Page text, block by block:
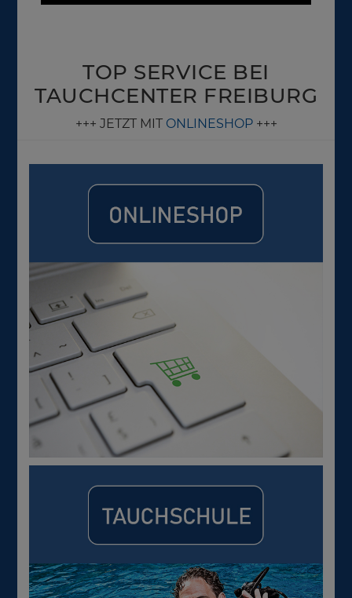
TOP SERVICE BEI
TAUCHCENTER FREIBURG
+++ JETZT MIT ONLINESHOP+++